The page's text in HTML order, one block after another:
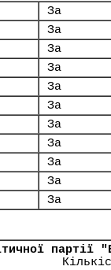
За
За
За
За
За
За
За
За
За
За
За
партії